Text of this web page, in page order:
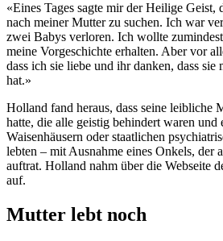
«Eines Tages sagte mir der Heilige Geist,
nach meiner Mutter zu suchen. Ich war
zwei Babys verloren. Ich wollte
meine Vorgeschichte erhalten. Aber vor
dass ich sie liebe und ihr danken, dass sie
hat.»
Holland fand heraus, dass seine leibliche
hatte, die alle geistig behindert waren und
Waisenhäusern oder staatlichen
lebten – mit Ausnahme eines Onkels, der
auftrat. Holland nahm über die Webseite
auf.
Mutter lebt noch